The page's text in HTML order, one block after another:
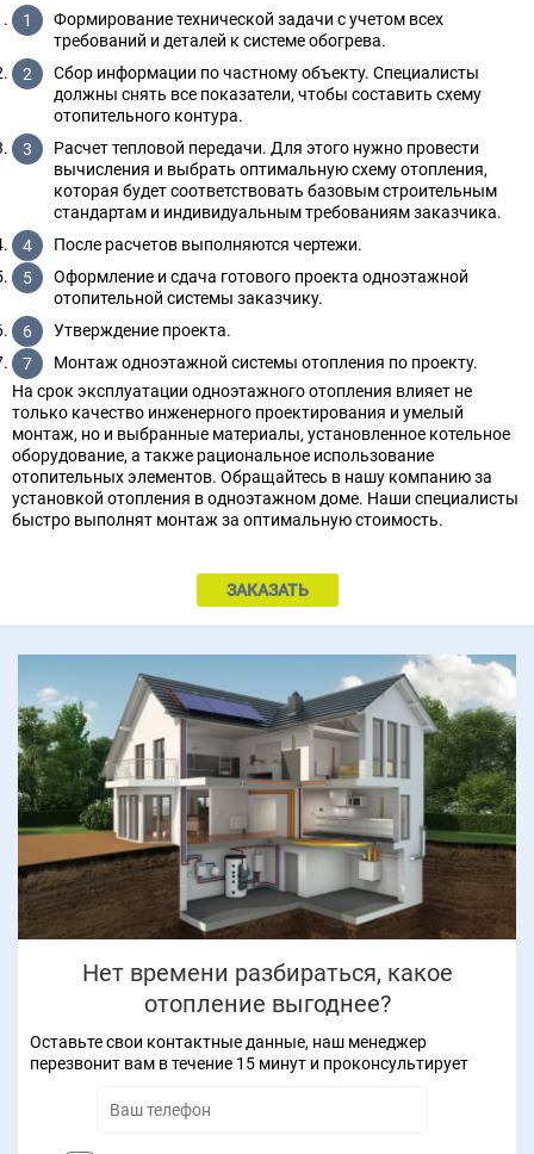
Формирование технической задачи с учетом всех
требований и деталей к системе обогрева.
Сбор информации по частному объекту. Специалисты
должны снять все показатели, чтобы составить схему
отопительного контура.
Расчет тепловой передачи. Для этого нужно провести
вычисления и выбрать оптимальную схему отопления,
которая будет соответствовать базовым строительным
стандартам и индивидуальным требованиям заказчика.
После расчетов выполняются чертежи.
Оформление и сдача готового проекта одноэтажной
отопительной системы заказчику.
Утверждение проекта.
Монтаж одноэтажной системы отопления по проекту.
На срок эксплуатации одноэтажного отопления влияет не
только качество инженерного проектирования и умелый
монтаж, но и выбранные материалы, установленное котельное
оборудование, а также рациональное использование
отопительных элементов. Обращайтесь в нашу компанию за
установкой отопления в одноэтажном доме. Наши специалисты
быстро выполнят монтаж за оптимальную стоимость.
ЗАКАЗАТЬ
Нет времени разбираться, какое
отопление выгоднее?
Оставьте свои контактные данные, наш менеджер
перезвонит вам в течение 15 минут и проконсультирует